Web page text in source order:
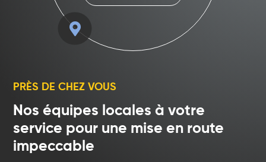

PRÈS DE CHEZ VOUS
Nos équipes locales à votre
service pour une mise en route
impeccable